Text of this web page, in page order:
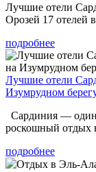
Лучшие отели
Орозей 17 отелей
подробнее
Лучшие отели
Изумрудном
Сардиния — один
роскошный отдых
подробнее